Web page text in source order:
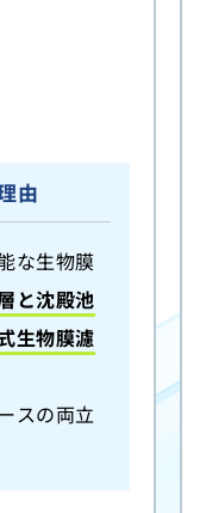
由
な生物膜
と沈殿池
生物膜濾
スの両立